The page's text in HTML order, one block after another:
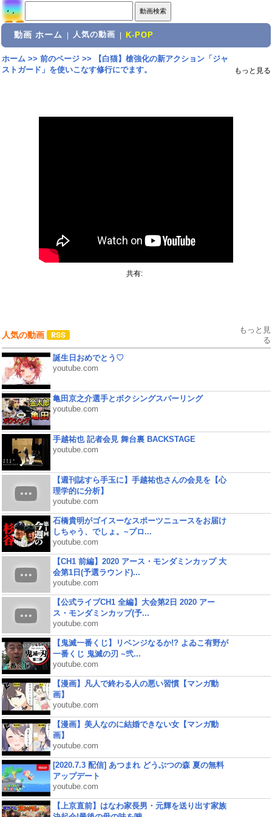
動画 ホーム 人気の動画 K-POP
ホーム>> 前のページ>>
【白猫】槍強化の新アクション「ジャ
ストガード」を使いこなす修行にでます。
もっと見る
共有:
人気の動画
もっと見
る
誕生日おめでとう♡
youtube.com
亀田京之介選手とボクシングスパーリング
youtube.com
手越祐也 記者会見 舞台裏 BACKSTAGE
youtube.com
【週刊誌すら手玉に】手越祐也さんの会見を【心
理学的に分析】
youtube.com
石橋貴明がゴイスーなスポーツニュースをお届け
しちゃう、でしょ。~プロ...
youtube.com
【CH1 前編】2020 アース・モンダミンカップ 大
会第1日(予選ラウンド)...
youtube.com
【公式ライブCH1 全編】大会第2日 2020 アー
ス・モンダミンカップ(予...
youtube.com
【鬼滅一番くじ】リベンジなるか!? よゐこ有野が
一番くじ 鬼滅の刃 ~弐...
youtube.com
【漫画】凡人で終わる人の悪い習慣【マンガ動
画】
youtube.com
【漫画】美人なのに結婚できない女【マンガ動
画】
youtube.com
[2020.7.3 配信] あつまれ どうぶつの森 夏の無料
アップデート
youtube.com
【上京直前】はなわ家長男・元輝を送り出す家族